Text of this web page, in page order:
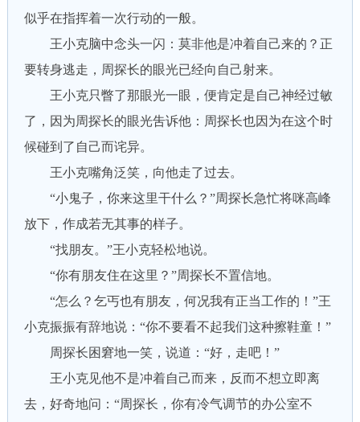
似乎在指挥着一次行动的一般。
王小克脑中念头一闪：莫非他是冲着自己来的？正
要转身逃走，周探长的眼光已经向自己射来。
王小克只瞥了那眼光一眼，便肯定是自己神经过敏
了，因为周探长的眼光吿诉他：周探长也因为在这个时
候碰到了自己而诧异。
王小克嘴角泛笑，向他走了过去。
“小鬼子，你来这里干什么？”周探长急忙将咪高峰
放下，作成若无其事的样子。
“找朋友。”王小克轻松地说。
“你有朋友住在这里？”周探长不置信地。
“怎么？乞丐也有朋友，何况我有正当工作的！”王
小克振振有辞地说：“你不要看不起我们这种擦鞋童！”
周探长困窘地一笑，说道：“好，走吧！”
王小克见他不是冲着自己而来，反而不想立即离
去，好奇地问：“周探长，你有冷气调节的办公室不